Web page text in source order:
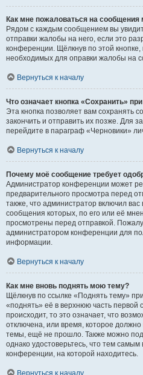
Как мне пожаловаться на сообщения
Рядом с каждым сообщением вы
отправки жалобы на него, если это
конференции. Щёлкнув по этой
необходимых для оправки жалобы на
Вернуться к началу
Что означает кнопка «Сохранить»
Эта кнопка позволяет вам сохранять
закончить и отправить их позже. Для
перейдите в параграф «Черновики»
Вернуться к началу
Почему моё сообщение требует
Администратор конференции может
предварительного просмотра перед
также, что администратор включил вас
сообщения которых, по его или её
просмотрены перед отправкой.
администратором конференции для
информации.
Вернуться к началу
Как мне вновь поднять мою тему?
Щёлкнув по ссылке «Поднять тему»
«поднять» её в верхнюю часть первой
происходит, то это означает, что
отключена, или время, которое
темы, ещё не прошло. Также можно
однако удостоверьтесь, что тем
конференции, на которой находитесь.
Вернуться к началу